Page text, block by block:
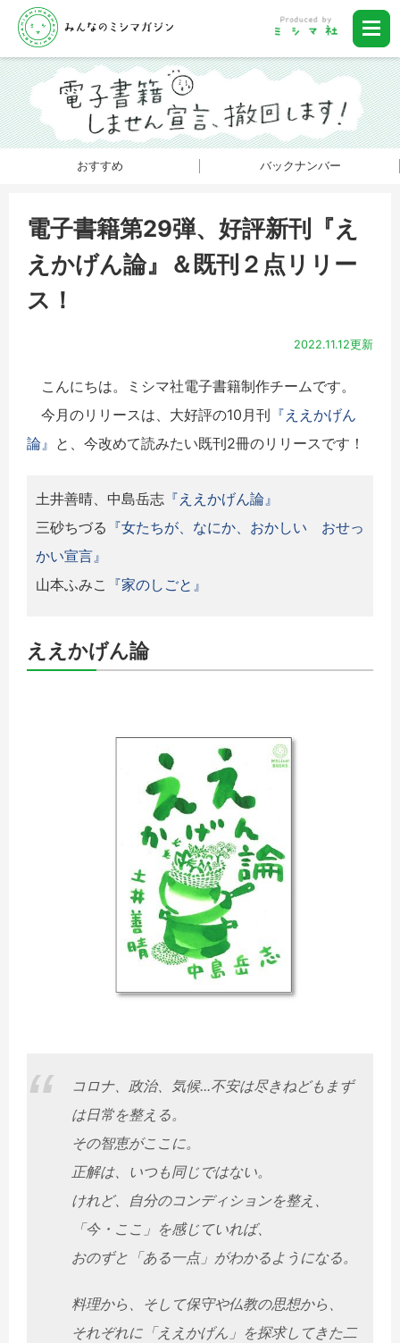
おすすめ バックナンバー
電子書籍第29弾、好評新刊『え
えかげん論』＆既刊２点リリー
ス！
2022.11.12更新
こんにちは。ミシマ社電子書籍制作チームです。
今月のリリースは、大好評の10月刊 『ええかげん
論』 と、今改めて読みたい既刊2冊のリリースです！
土井善晴、中島岳志 『ええかげん論』
三砂ちづる 『女たちが、なにか、おかしい おせっ
かい宣言』
山本ふみこ
『家のしごと』
ええかげん論
コロナ、政治、気候...不安は尽きねどもまず
は日常を整える。
その智恵がここに。
正解は、いつも同じではない。
けれど、自分のコンディションを整え、
「今・ここ」を感じていれば、
おのずと「ある一点」がわかるようになる。
料理から、そして保守や仏教の思想から、
それぞれに「ええかげん」を探求してきた二